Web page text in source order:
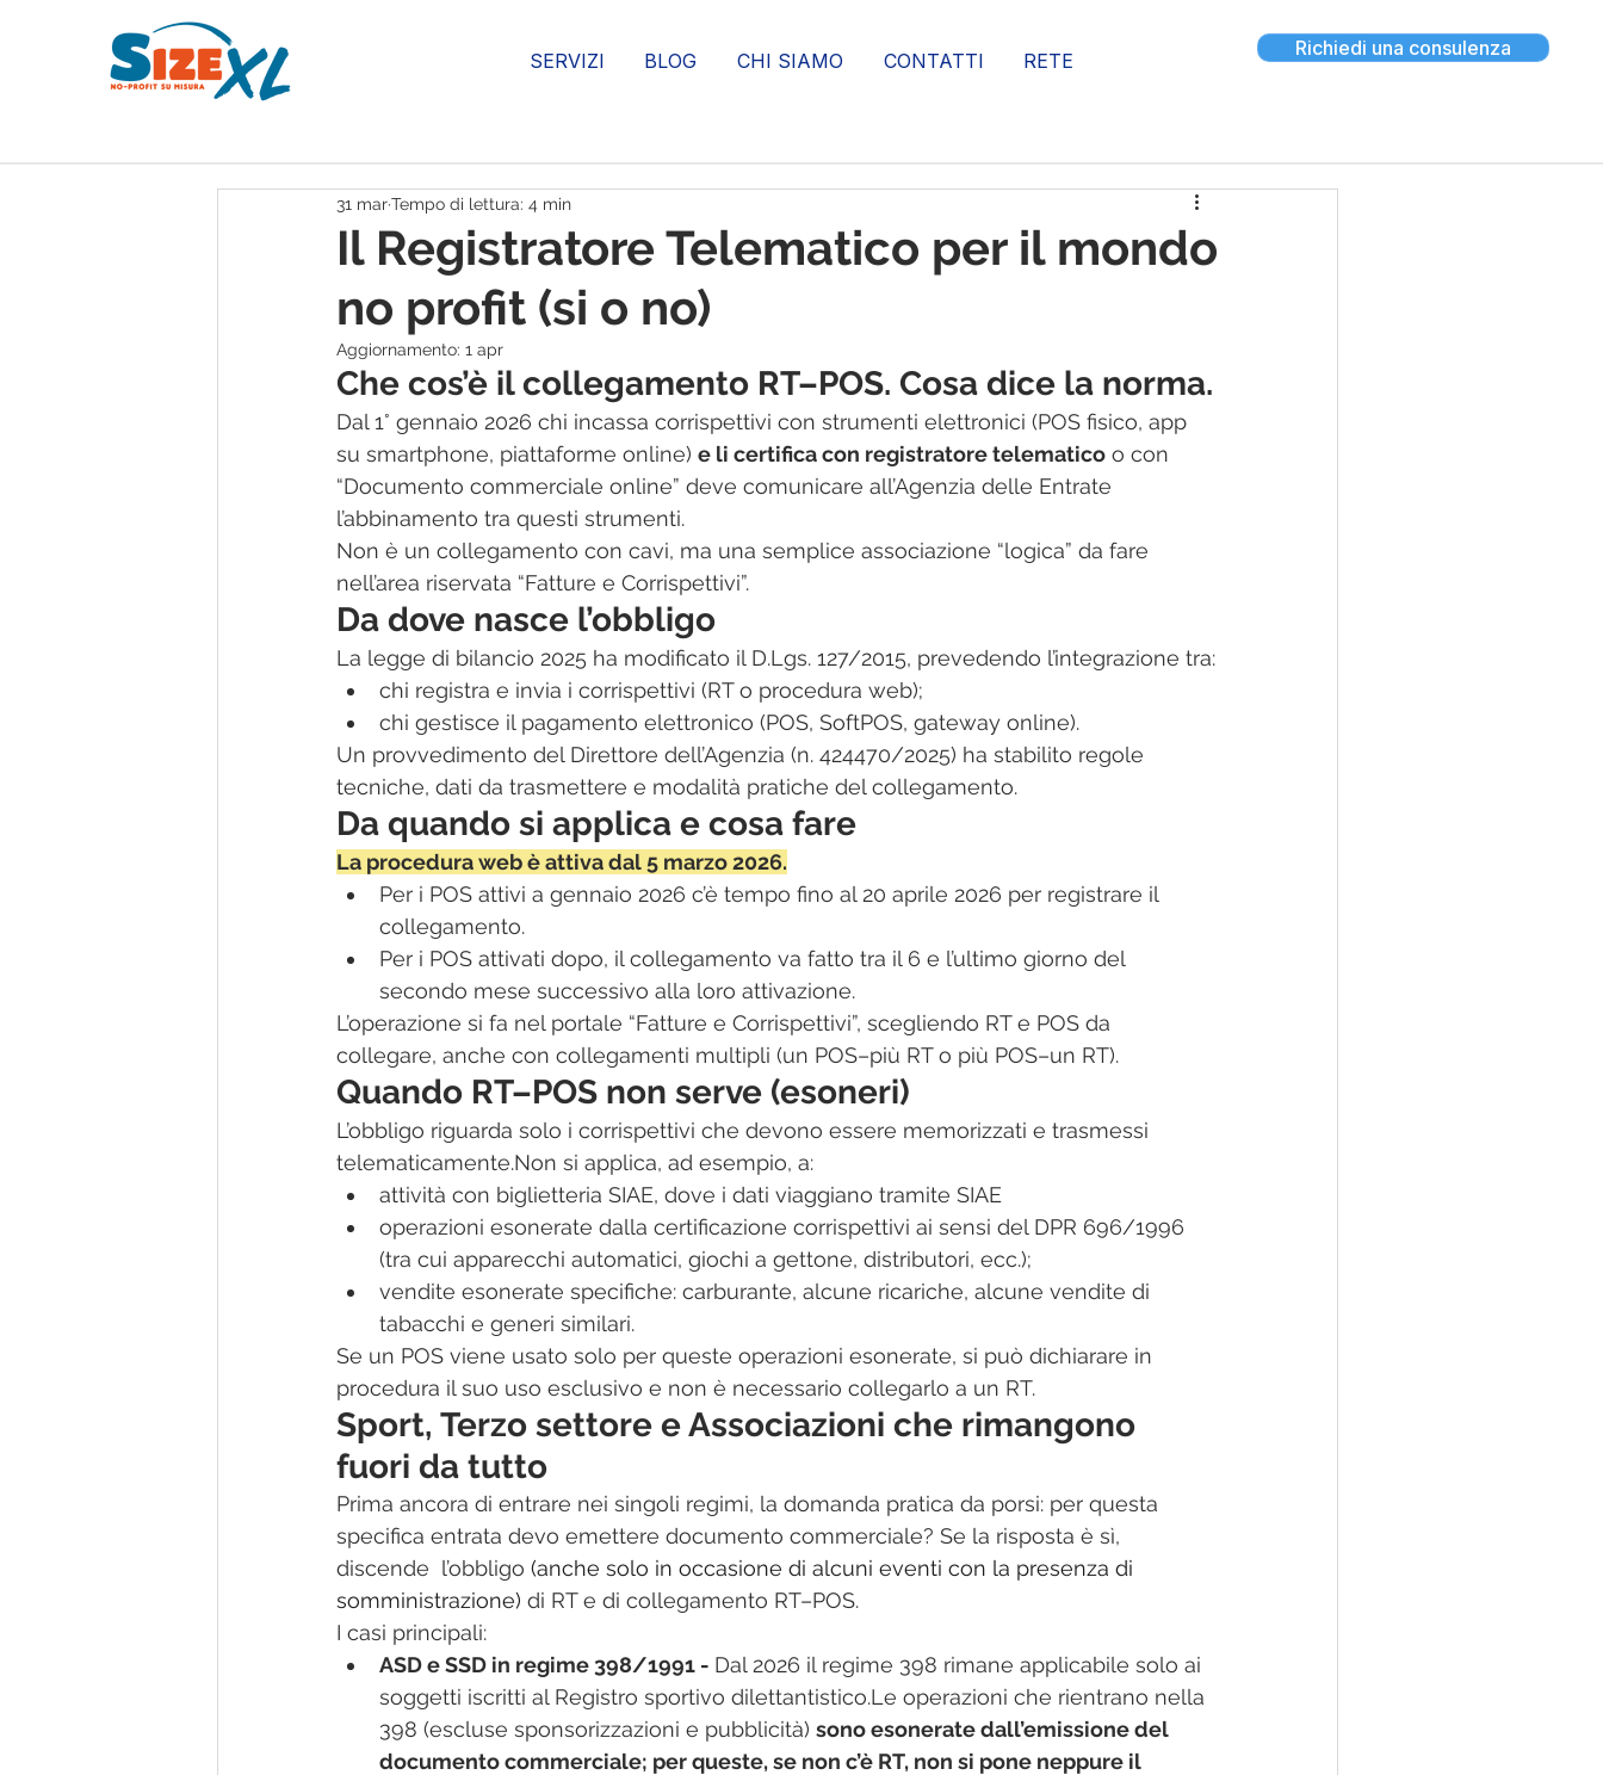
SERVIZI BLOG CHI SIAMO CONTATTI RETE
Richiedi una consulenza
Il Registratore Telematico per il mondo
no profit (si o no)
31 marTempo di lettura: 4 min
Aggiornamento: 1 apr
Che cos’è il collegamento RT–POS. Cosa dice la norma.
Dal 1° gennaio 2026 chi incassa corrispettivi con strumenti elettronici (POS fisico, app
su smartphone, piattaforme online) e li certifica con registratore telematico o con
“Documento commerciale online” deve comunicare all’Agenzia delle Entrate
l’abbinamento tra questi strumenti.​
Non è un collegamento con cavi, ma una semplice associazione “logica” da fare
nell’area riservata “Fatture e Corrispettivi”.​
Da dove nasce l’obbligo
La legge di bilancio 2025 ha modificato il D.Lgs. 127/2015, prevedendo l’integrazione tra:​
chi registra e invia i corrispettivi (RT o procedura web);
chi gestisce il pagamento elettronico (POS, SoftPOS, gateway online).
Un provvedimento del Direttore dell’Agenzia (n. 424470/2025) ha stabilito regole
tecniche, dati da trasmettere e modalità pratiche del collegamento.​
Da quando si applica e cosa fare
La procedura web è attiva dal 5 marzo 2026.​
Per i POS attivi a gennaio 2026 c’è tempo fino al 20 aprile 2026 per registrare il
collegamento.​
Per i POS attivati dopo, il collegamento va fatto tra il 6 e l’ultimo giorno del
secondo mese successivo alla loro attivazione.​
L’operazione si fa nel portale “Fatture e Corrispettivi”, scegliendo RT e POS da
collegare, anche con collegamenti multipli (un POS–più RT o più POS–un RT).​
Quando RT–POS non serve (esoneri)
L’obbligo riguarda solo i corrispettivi che devono essere memorizzati e trasmessi
telematicamente.​Non si applica, ad esempio, a:
attività con biglietteria SIAE, dove i dati viaggiano tramite SIAE
operazioni esonerate dalla certificazione corrispettivi ai sensi del DPR 696/1996
(tra cui apparecchi automatici, giochi a gettone, distributori, ecc.);​
vendite esonerate specifiche: carburante, alcune ricariche, alcune vendite di
tabacchi e generi similari.​
Se un POS viene usato solo per queste operazioni esonerate, si può dichiarare in
procedura il suo uso esclusivo e non è necessario collegarlo a un RT.​
Sport, Terzo settore e Associazioni che rimangono
fuori da tutto
Prima ancora di entrare nei singoli regimi, la domanda pratica da porsi: per questa
specifica entrata devo emettere documento commerciale? Se la risposta è sì,
discende  l’obbligo (anche solo in occasione di alcuni eventi con la presenza di
somministrazione) di RT e di collegamento RT–POS.
I casi principali:
ASD e SSD in regime 398/1991 - Dal 2026 il regime 398 rimane applicabile solo ai
soggetti iscritti al Registro sportivo dilettantistico.​Le operazioni che rientrano nella
398 (escluse sponsorizzazioni e pubblicità) sono esonerate dall’emissione del
documento commerciale; per queste, se non c’è RT, non si pone neppure il